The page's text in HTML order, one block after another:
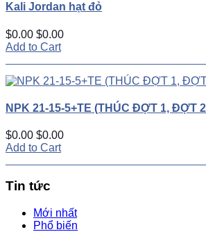
Kali Jordan hạt đỏ
$0.00 $0.00
Add to Cart
NPK 21-15-5+TE (THÚC ĐỢT 1, ĐỢT
$0.00 $0.00
Add to Cart
Tin tức
Mới nhất
Phổ biến